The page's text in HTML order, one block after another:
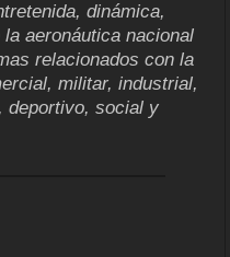
dinámica,
aeronáutica nacional
relacionados con la
militar, industrial,
deportivo, social y